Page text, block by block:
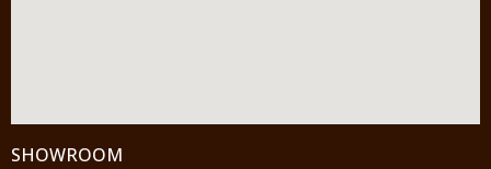
SHOWROOM